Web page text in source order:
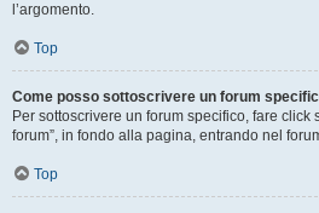
l’argomento.
Top
Come posso sottoscrivere un forum
Per sottoscrivere un forum specifico, fare click
forum”, in fondo alla pagina, entrando nel
Top